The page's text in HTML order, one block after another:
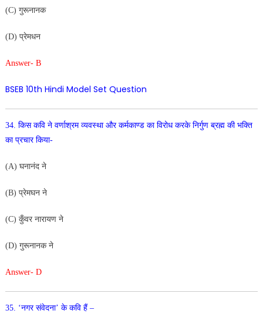
(C) गुरूनानक
(D) प्रेमधन
Answer- B
BSEB 10th Hindi Model Set Question
34. किस कवि ने वर्णाश्रम व्यवस्था और कर्मकाण्ड का विरोध करके निर्गुण ब्रह्म की भक्ति
का प्रचार किया-
(A) घनानंद ने
(B) प्रेमघन ने
(C) कुँवर नारायण ने
(D) गुरूनानक ने
Answer- D
35. ‘नगर संवेदना’ के कवि हैं –